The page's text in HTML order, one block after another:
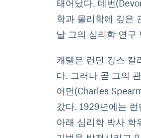
학과 물리학에 깊은
날 그의 심리학 연구
캐텔은 런던 킹스 칼
다. 그러나 곧 그의
어먼(Charles
갔다. 1929년에는
아래 심리학 박사 학